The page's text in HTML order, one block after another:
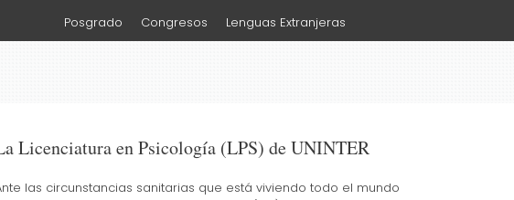
Posgrado Congresos Lenguas Extranjeras
Licenciatura en Psicología (LPS) de UNINTER
las circunstancias sanitarias que está viviendo todo el mundo